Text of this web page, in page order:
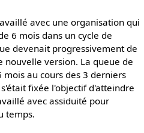
avec une organisation qui
6 mois dans un cycle de
devenait progressivement de
nouvelle version. La queue de
au cours des 3 derniers
fixée l'objectif d'atteindre
avec assiduité pour
temps.